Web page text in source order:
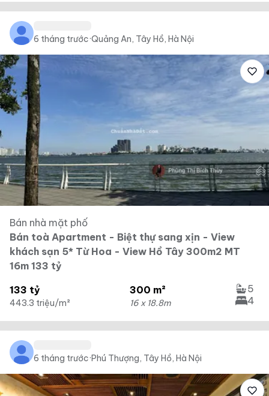
6 tháng trước·Quảng An, Tây Hồ, Hà Nội
Bán nhà mặt phố
Bán toà Apartment - Biệt thự sang xịn - View
khách sạn 5* Từ Hoa - View Hồ Tây 300m2 MT
16m 133 tỷ
133 tỷ
443.3 triệu/m²
300 m²
16 x 18.8m
5
4
6 tháng trước·Phú Thượng, Tây Hồ, Hà Nội